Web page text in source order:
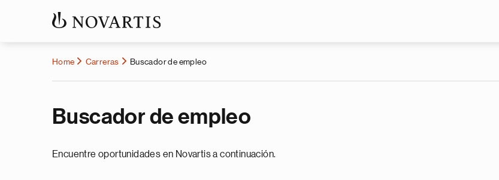
Home Carreras Buscador de empleo
Buscador de empleo
Encuentre oportunidades en Novartis a continuación.